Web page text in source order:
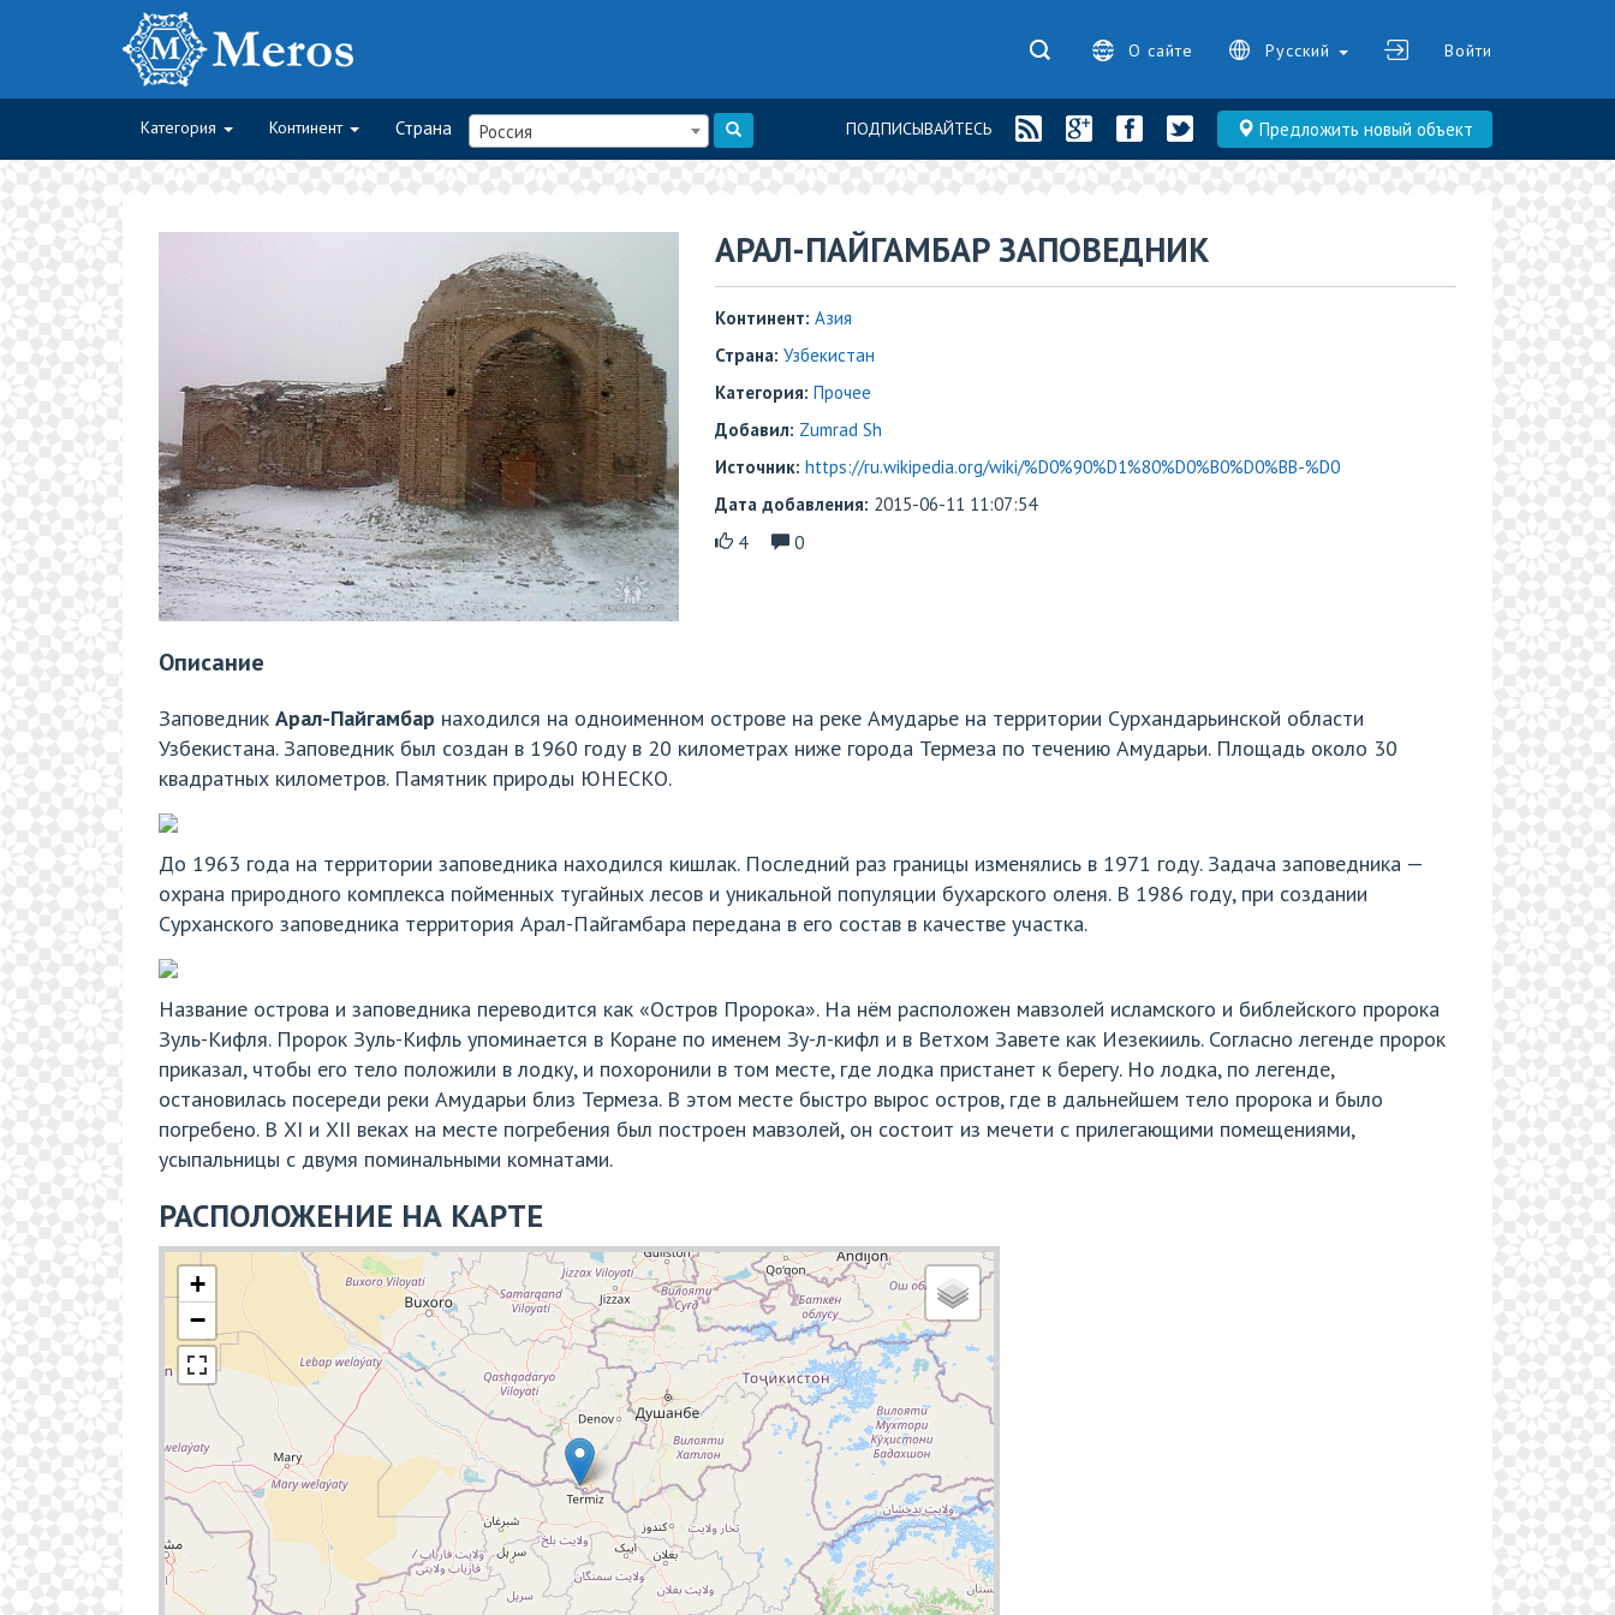
О сайте Русский Войти
Категория Континент Страна Россия Предложить новый объект
ПОДПИСЫВАЙТЕСЬ
АРАЛ-ПАЙГАМБАР ЗАПОВЕДНИК
Континент: Азия
Страна: Узбекистан
Категория: Прочее
Добавил: Zumrad Sh
Источник: https://ru.wikipedia.org/wiki/%D0%90%D1%80%D0%B0%D0%BB-%D0
Дата добавления: 2015-06-11 11:07:54
4
0
Описание
Заповедник Арал-Пайгамбар находился на одноименном острове на реке Амударье на территории Сурхандарьинской области
Узбекистана. Заповедник был создан в 1960 году в 20 километрах ниже города Термеза по течению Амударьи. Площадь около 30
квадратных километров. Памятник природы ЮНЕСКО.
До 1963 года на территории заповедника находился кишлак. Последний раз границы изменялись в 1971 году. Задача заповедника —
охрана природного комплекса пойменных тугайных лесов и уникальной популяции бухарского оленя. В 1986 году, при создании
Сурханского заповедника территория Арал-Пайгамбара передана в его состав в качестве участка.
Название острова и заповедника переводится как «Остров Пророка». На нём расположен мавзолей исламского и библейского пророка
Зуль-Кифля. Пророк Зуль-Кифль упоминается в Коране по именем Зу-л-кифл и в Ветхом Завете как Иезекииль. Согласно легенде пророк
приказал, чтобы его тело положили в лодку, и похоронили в том месте, где лодка пристанет к берегу. Но лодка, по легенде,
остановилась посереди реки Амударьи близ Термеза. В этом месте быстро вырос остров, где в дальнейшем тело пророка и было
погребено. В XI и XII веках на месте погребения был построен мавзолей, он состоит из мечети с прилегающими помещениями,
усыпальницы с двумя поминальными комнатами.
РАСПОЛОЖЕНИЕ НА КАРТЕ
+
−